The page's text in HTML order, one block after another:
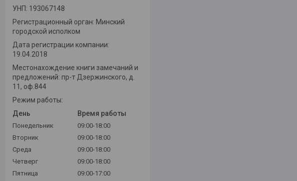
УНП: 193067148
Регистрационный орган: Минский
городской исполком
Дата регистрации компании:
19.04.2018
Местонахождение книги замечаний и
предложений: пр-т Дзержинского, д.
11, оф.844
Режим работы:
День
Время работы
Понедельник
09:00-18:00
Вторник
09:00-18:00
Среда
09:00-18:00
Четверг
09:00-18:00
Пятница
09:00-17:00